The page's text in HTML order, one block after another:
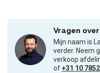
Vragen
Mijn naam is
verder. Neem
verkoop
of+31 10